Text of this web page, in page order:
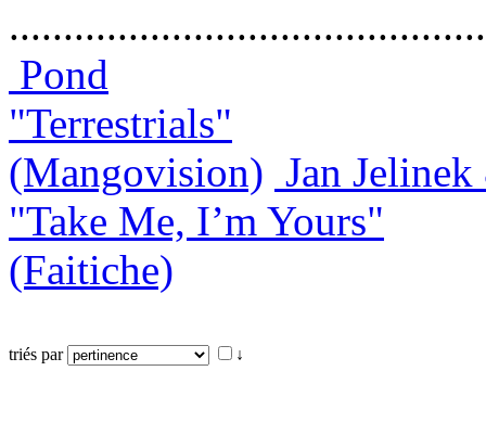
Pond
"Terrestrials"
(Mangovision) Jan
"Take Me, I’m Yours"
(Faitiche)
triés par ↓